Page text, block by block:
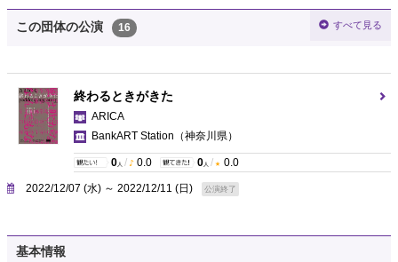
この団体の公演 16 すべて見る
終わるときがきた
ARICA
BankART Station （神奈川県）
0 人 / 0.0 0 人 / 0.0
2022/12/07 (水) ～ 2022/12/11 (日) 公演終了
基本情報